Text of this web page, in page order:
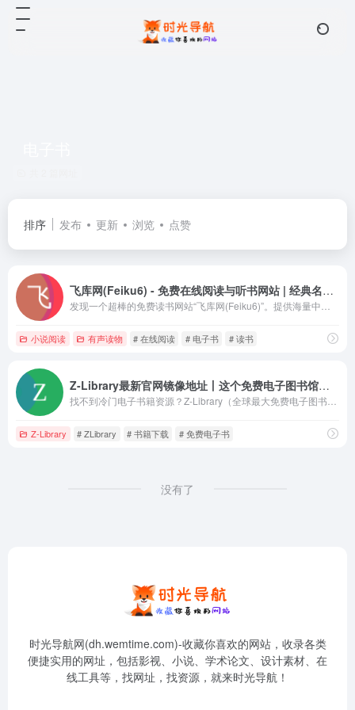
排序 发布 更新 浏览 点赞
飞库网(Feiku6) - 免费在线阅读与听书网站 | 经典名著_影视原著_电子书下载推荐
小说阅读 有声读物 # 在线阅读 # 电子书 # 读书
Z-Library最新官网镜像地址丨这个免费电子图书馆，堪称找书神器！
Z-Library # ZLibrary # 书籍下载 # 免费电子书
没有了
时光导航网(dh.wemtime.com)-收藏你喜欢的网站，收录各类
便捷实用的网址，包括影视、小说、学术论文、设计素材、在
线工具等，找网址，找资源，就来时光导航！